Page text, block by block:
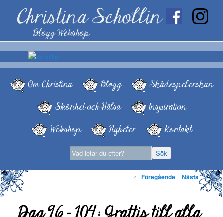
Christina Schollin
Blogg Webshop
Om Christina Blogg
Skådespelerskan
Skönhet och Hälsa
Inspiration
Webshop
Nyheter Kontakt
Inläggsnavigering
← Föregående Nästa→